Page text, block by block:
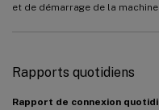
et de démarrage de la machine.
Rapports quotidiens
Rapport de connexion